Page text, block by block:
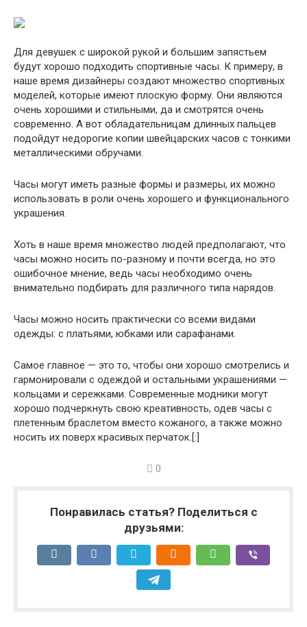
Для девушек с широкой рукой и большим запястьем
будут хорошо подходить спортивные часы. К примеру, в
наше время дизайнеры создают множество спортивных
моделей, которые имеют плоскую форму. Они являются
очень хорошими и стильными, да и смотрятся очень
современно. А вот обладательницам длинных пальцев
подойдут недорогие копии швейцарских часов с тонкими
металлическими обручами.
Часы могут иметь разные формы и размеры, их можно
использовать в роли очень хорошего и функционального
украшения.
Хоть в наше время множество людей предполагают, что
часы можно носить по-разному и почти всегда, но это
ошибочное мнение, ведь часы необходимо очень
внимательно подбирать для различного типа нарядов.
Часы можно носить практически со всеми видами
одежды: с платьями, юбками или сарафанами.
Самое главное — это то, чтобы они хорошо смотрелись и
гармонировали с одеждой и остальными украшениями —
кольцами и сережками. Современные модники могут
хорошо подчеркнуть свою креативность, одев часы с
плетенным браслетом вместо кожаного, а также можно
носить их поверх красивых перчаток.[:]
0
Понравилась статья? Поделиться с
друзьями: